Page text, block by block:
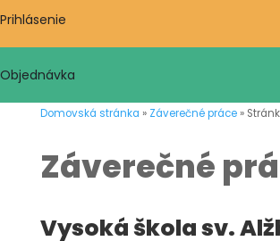
Prihlásenie
Objednávka
Domovská stránka » Záverečné práce»
Záverečné
Vysoká škola sv.